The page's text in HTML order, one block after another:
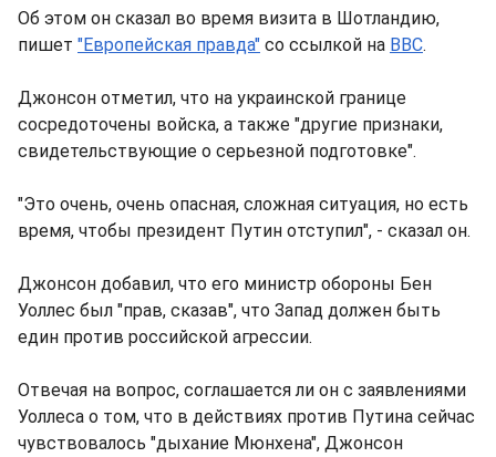
Об этом он сказал во время визита в Шотландию,
пишет "Европейская правда" со ссылкой на BBC.
Джонсон отметил, что на украинской границе
сосредоточены войска, а также "другие признаки,
свидетельствующие о серьезной подготовке".
"Это очень, очень опасная, сложная ситуация, но есть
время, чтобы президент Путин отступил", - сказал он.
Джонсон добавил, что его министр обороны Бен
Уоллес был "прав, сказав", что Запад должен быть
един против российской агрессии.
Отвечая на вопрос, соглашается ли он с заявлениями
Уоллеса о том, что в действиях против Путина сейчас
чувствовалось "дыхание Мюнхена", Джонсон